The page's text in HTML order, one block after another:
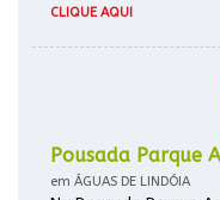
CLIQUE AQUI
Pousada Parque
em ÁGUAS DE LINDÓIA